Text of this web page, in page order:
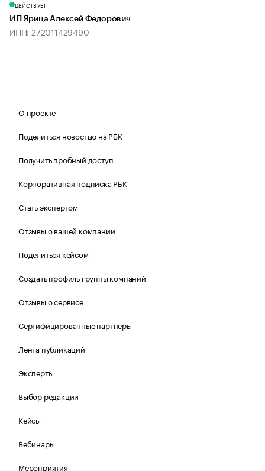
ДЕЙСТВУЕТ
ИП Ярица Алексей Федорович
ИНН: 272011429490
О проекте
Поделиться новостью на РБК
Получить пробный доступ
Корпоративная подписка РБК
Стать экспертом
Отзывы о вашей компании
Поделиться кейсом
Создать профиль группы компаний
Отзывы о сервисе
Сертифицированные партнеры
Лента публикаций
Эксперты
Выбор редакции
Кейсы
Вебинары
Мероприятия